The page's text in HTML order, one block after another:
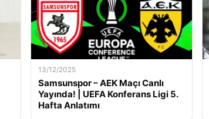
13/12/2025
Samsunspor – AEK Maçı Canlı
Yayında! | UEFA Konferans Ligi 5.
Hafta Anlatımı